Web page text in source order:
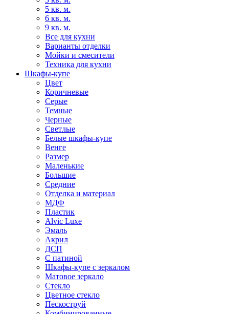
5 кв. м.
6 кв. м.
9 кв. м.
Все для кухни
Варианты отделки
Мойки и смесители
Техника для кухни
Шкафы-купе
Цвет
Коричневые
Серые
Темные
Черные
Светлые
Белые шкафы-купе
Венге
Размер
Маленькие
Большие
Средние
Отделка и материал
МДФ
Пластик
Alvic Luxe
Эмаль
Акрил
ДСП
С патиной
Шкафы-купе с зеркалом
Матовое зеркало
Стекло
Цветное стекло
Пескоструй